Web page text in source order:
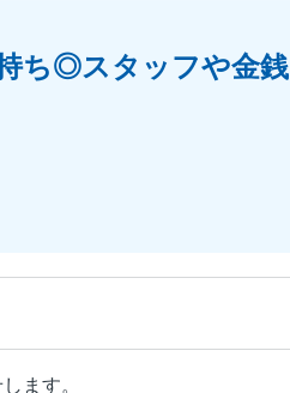
ち◎スタッフや金銭
ます。